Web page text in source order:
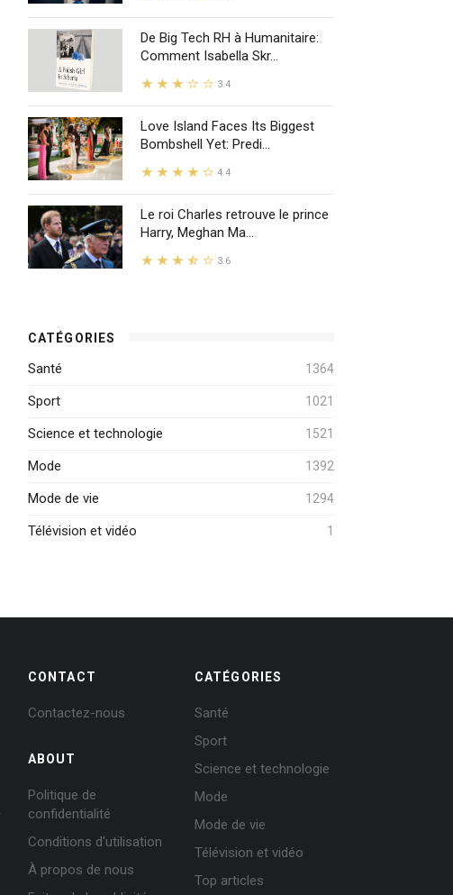
De Big Tech RH à Humanitaire:
Comment Isabella Skr...
3.4
Love Island Faces Its Biggest
Bombshell Yet: Predi...
4.4
Le roi Charles retrouve le prince
Harry, Meghan Ma...
3.6
CATÉGORIES
Santé 1364
Sport 1021
Science et technologie 1521
Mode 1392
Mode de vie 1294
Télévision et vidéo 1
CONTACT
Contactez-nous
ABOUT
Politique de
confidentialité
Conditions d'utilisation
À propos de nous
CATÉGORIES
Santé
Sport
Science et technologie
Mode
Mode de vie
Télévision et vidéo
Top articles